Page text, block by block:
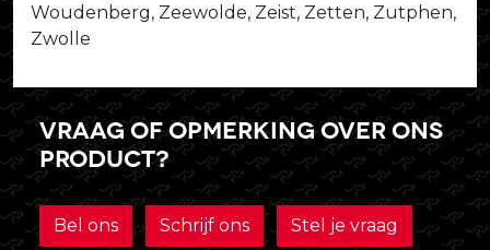
Woudenberg, Zeewolde, Zeist, Zetten, Zutphen,
Zwolle
Vraag of opmerking over ons
product?
Bel ons Schrijf ons Stel je vraag